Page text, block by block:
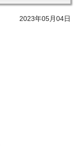
2023年05月04日